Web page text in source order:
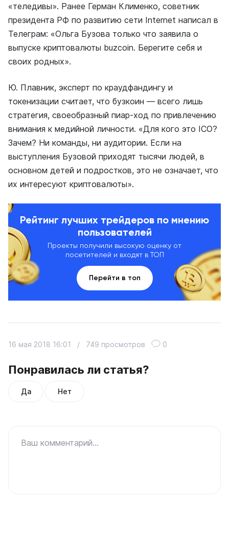
«теледивы». Ранее Герман Клименко, советник
президента РФ по развитию сети Internet написал в
Телеграм: «Ольга Бузова только что заявила о
выпуске криптовалюты buzcoin. Берегите себя и
своих родных».
Ю. Плавник, эксперт по краудфандингу и
токенизации считает, что бузкоин — всего лишь
стратегия, своеобразный пиар-ход по привлечению
внимания к медийной личности. «Для кого это ICO?
Зачем? Ни команды, ни аудитории. Если на
выступления Бузовой приходят тысячи людей, в
основном детей и подростков, это не означает, что
их интересуют криптовалюты».
Рейтинг лучших трейдеров по мнению
пользователей
Проекты получили высокую оценку от
посетителей и входят в ТОП
Перейти в топ
Понравилась ли статья?
Да Нет
16 мая 2018 16:01 / 749 просмотров 0
Ваш комментарий...